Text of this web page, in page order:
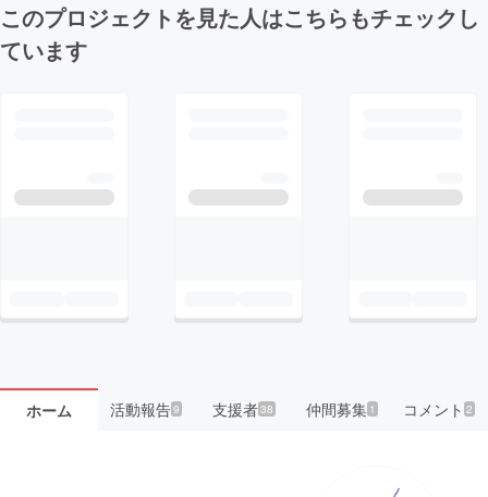
このプロジェクトを見た人はこちらもチェックし
ています
ホーム 活動報告9 支援者38 仲間募集 1 コメント2